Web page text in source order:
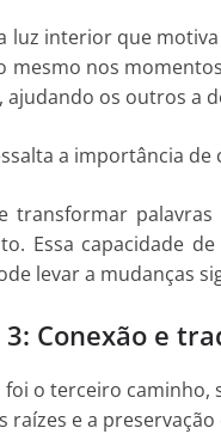
luz interior que
mesmo nos
os outros a
a importância
transformar
Essa capacidade
levar a mudanças
3: Conexão e
foi o terceiro
raízes e a